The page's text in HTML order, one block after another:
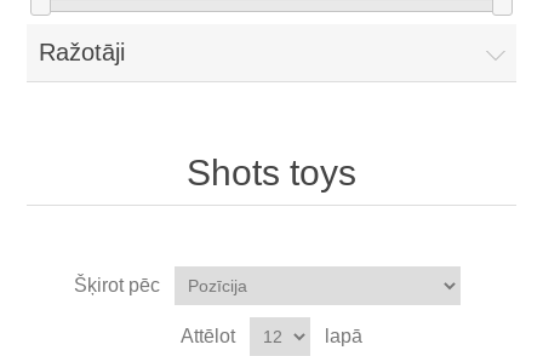
Ražotāji
Shots toys
Šķirot pēc
Attēlot lapā